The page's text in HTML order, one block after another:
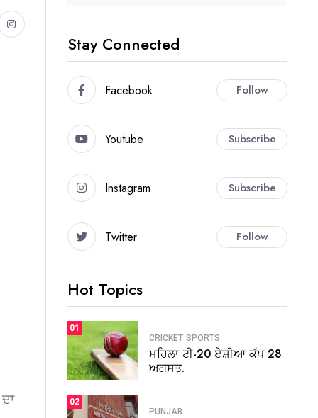
Stay Connected
Facebook Follow
Youtube Subscribe
Instagram Subscribe
Twitter Follow
Hot Topics
01
CRICKET SPORTS
ਮਹਿਲਾ ਟੀ-20 ਏਸ਼ੀਆ ਕੱਪ 28
ਅਗਸਤ.
02
PUNJAB